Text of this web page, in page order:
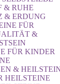
& RUHE
& ERDUNG
FÜR
&
FÜR KINDER
&
HEILSTEINE